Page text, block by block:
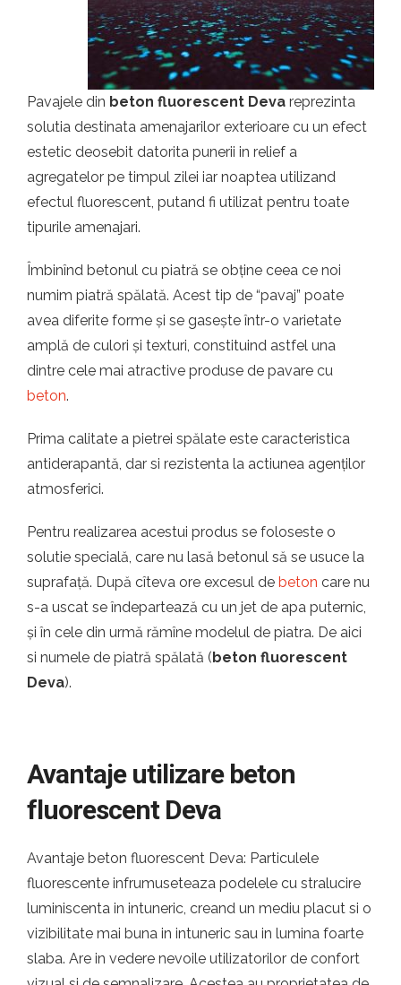
Pavajele din beton fluorescent Deva reprezinta
solutia destinata amenajarilor exterioare cu un efect
estetic deosebit datorita punerii in relief a
agregatelor pe timpul zilei iar noaptea utilizand
efectul fluorescent, putand fi utilizat pentru toate
tipurile amenajari.
Îmbinînd betonul cu piatră se obține ceea ce noi
numim piatră spălată. Acest tip de “pavaj” poate
avea diferite forme și se gasește într-o varietate
amplă de culori și texturi, constituind astfel una
dintre cele mai atractive produse de pavare cu
beton.
Prima calitate a pietrei spălate este caracteristica
antiderapantă, dar si rezistenta la actiunea agenților
atmosferici.
Pentru realizarea acestui produs se foloseste o
solutie specială, care nu lasă betonul să se usuce la
suprafață. După cîteva ore excesul de beton care nu
s-a uscat se îndepartează cu un jet de apa puternic,
și în cele din urmă rămîne modelul de piatra. De aici
si numele de piatră spălată (beton fluorescent
Deva).
Avantaje utilizare beton
fluorescent Deva
Avantaje beton fluorescent Deva: Particulele
fluorescente infrumuseteaza podelele cu stralucire
luminiscenta in intuneric, creand un mediu placut si o
vizibilitate mai buna in intuneric sau in lumina foarte
slaba. Are in vedere nevoile utilizatorilor de confort